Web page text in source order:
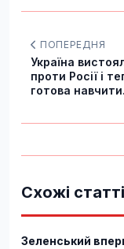
ПОПЕРЕДНЯ
Україна
проти Росії і
готова
Схожі статті
Зеленський